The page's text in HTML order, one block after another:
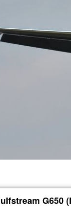
G650